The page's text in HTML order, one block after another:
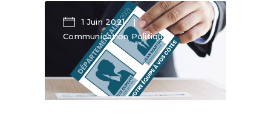
1 Juin 2021
Communication Politique